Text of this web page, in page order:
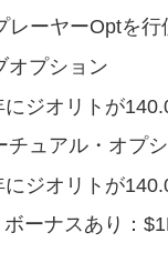
レーヤーOptを
オプション
にジオリトが
チュアル・オプ
にジオリトが
ーナスあり：